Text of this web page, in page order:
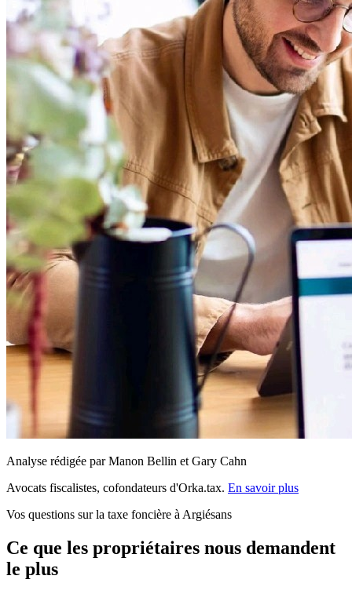
Analyse rédigée par Manon Bellin et Gary Cahn
Avocats fiscalistes, cofondateurs d'Orka.tax. En savoir plus
Vos questions sur la taxe foncière à Argiésans
Ce que les propriétaires nous demandent
le plus